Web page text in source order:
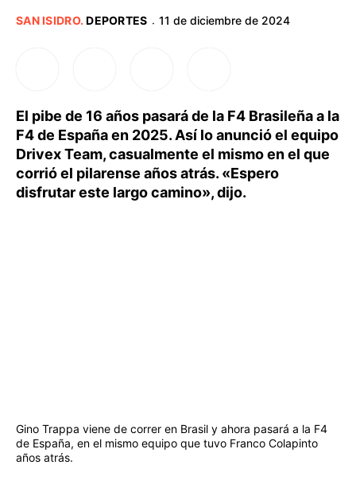
SAN ISIDRO.DEPORTES · 11 de diciembre de 2024
El pibe de 16 años pasará de la F4 Brasileña a la
F4 de España en 2025. Así lo anunció el equipo
Drivex Team, casualmente el mismo en el que
corrió el pilarense años atrás. «Espero
disfrutar este largo camino», dijo.
Gino Trappa viene de correr en Brasil y ahora pasará a la F4
de España, en el mismo equipo que tuvo Franco Colapinto
años atrás.